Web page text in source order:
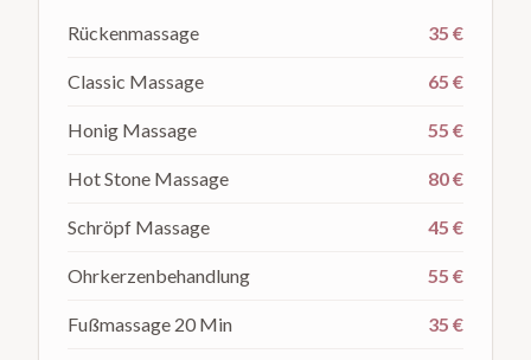
Rückenmassage 35 €
Classic Massage 65 €
Honig Massage 55 €
Hot Stone Massage 80 €
Schröpf Massage 45 €
Ohrkerzenbehandlung 55 €
Fußmassage 20 Min 35 €